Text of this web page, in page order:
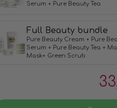
Serum + Pure Beauty Tea
Full Beauty bundle
Pure Beauty Cream + Pure
Serum + Pure Beauty Tea +
Mask+ Green Scrub